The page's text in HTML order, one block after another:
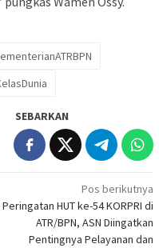
SEBARKAN
Pos berikutnya
Peringatan HUT ke-54 KORPRI di
ATR/BPN, ASN Diingatkan
Pentingnya Pelayanan dan